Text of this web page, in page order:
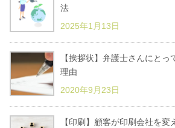
法
2025年1月13日
【挨拶状】弁護士さんにと
理由
2020年9月23日
【印刷】顧客が印刷会社を変